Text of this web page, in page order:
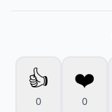
👍
0
❤️
0